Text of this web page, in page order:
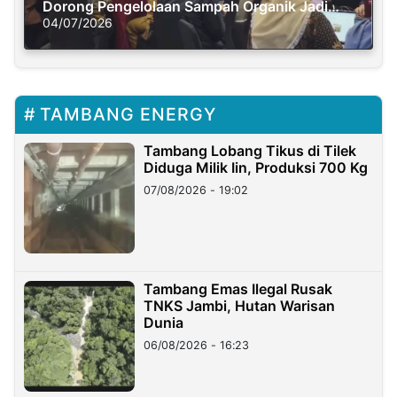
Dorong Pengelolaan Sampah Organik Jadi
Solusi Krisis Iklim
04/07/2026
TAMBANG ENERGY
Tambang Lobang Tikus di Tilek
Diduga Milik Iin, Produksi 700 Kg
07/08/2026 - 19:02
Tambang Emas Ilegal Rusak
TNKS Jambi, Hutan Warisan
Dunia
06/08/2026 - 16:23